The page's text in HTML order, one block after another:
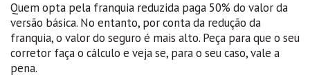
Quem opta pela franquia reduzida paga 50% do valor da
versão básica. No entanto, por conta da redução da
franquia, o valor do seguro é mais alto. Peça para que o seu
corretor faça o cálculo e veja se, para o seu caso, vale a
pena.